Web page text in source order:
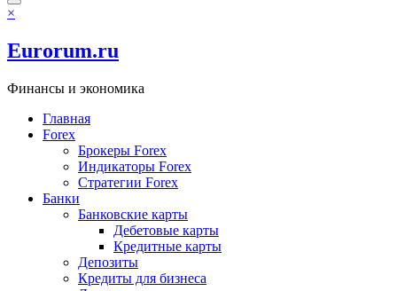
×
Eurorum.ru
Финансы и экономика
Главная
Forex
Брокеры Forex
Индикаторы Forex
Стратегии Forex
Банки
Банковские карты
Дебетовые карты
Кредитные карты
Депозиты
Кредиты для бизнеса